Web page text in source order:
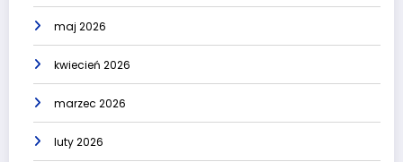
maj 2026
kwiecień 2026
marzec 2026
luty 2026